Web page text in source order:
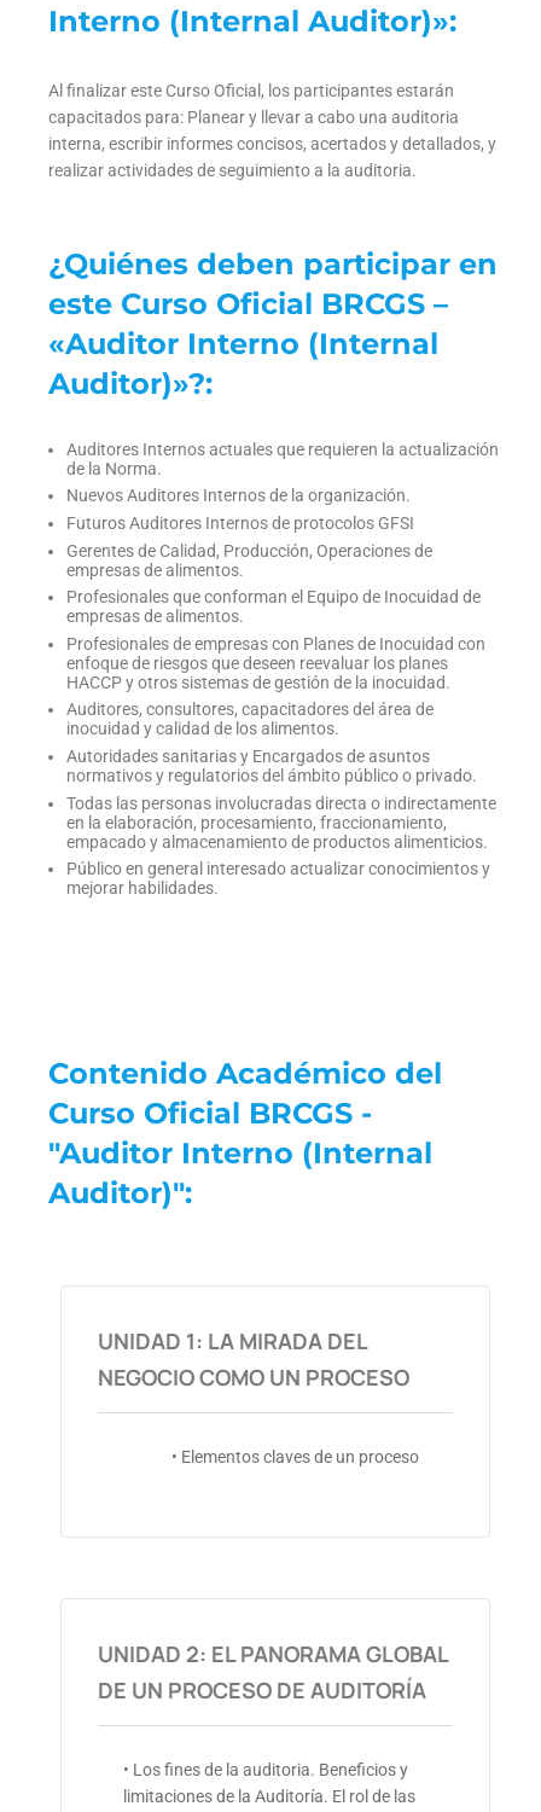
Interno (Internal Auditor)»:
Al finalizar este Curso Oficial, los participantes estarán
capacitados para: Planear y llevar a cabo una auditoria
interna, escribir informes concisos, acertados y detallados, y
realizar actividades de seguimiento a la auditoria.
¿Quiénes deben participar en
este Curso Oficial BRCGS –
«Auditor Interno (Internal
Auditor)»?:
Auditores Internos actuales que requieren la actualización
de la Norma.
Nuevos Auditores Internos de la organización.
Futuros Auditores Internos de protocolos GFSI
Gerentes de Calidad, Producción, Operaciones de
empresas de alimentos.
Profesionales que conforman el Equipo de Inocuidad de
empresas de alimentos.
Profesionales de empresas con Planes de Inocuidad con
enfoque de riesgos que deseen reevaluar los planes
HACCP y otros sistemas de gestión de la inocuidad.
Auditores, consultores, capacitadores del área de
inocuidad y calidad de los alimentos.
Autoridades sanitarias y Encargados de asuntos
normativos y regulatorios del ámbito público o privado.
Todas las personas involucradas directa o indirectamente
en la elaboración, procesamiento, fraccionamiento,
empacado y almacenamiento de productos alimenticios.
Público en general interesado actualizar conocimientos y
mejorar habilidades.
Contenido Académico del
Curso Oficial BRCGS -
"Auditor Interno (Internal
Auditor)":
UNIDAD 1: LA MIRADA DEL
NEGOCIO COMO UN PROCESO
• Elementos claves de un proceso
UNIDAD 2: EL PANORAMA GLOBAL
DE UN PROCESO DE AUDITORÍA
• Los fines de la auditoria. Beneficios y
limitaciones de la Auditoría. El rol de las